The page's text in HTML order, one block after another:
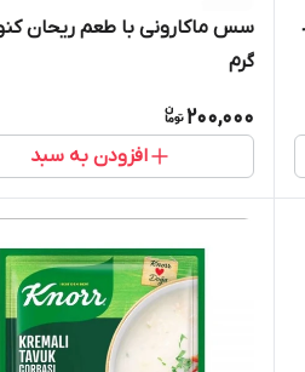
گرم
200,000
افزودن به سبد